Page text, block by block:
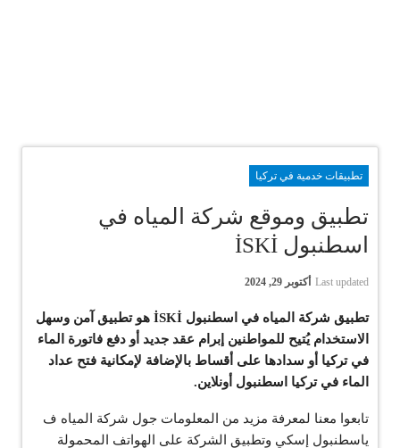
تطبيقات خدمية في تركيا
تطبيق وموقع شركة المياه في
اسطنبول İSKİ
Last updated أكتوبر 29, 2024
تطبيق شركة المياه في اسطنبول İSKİ هو تطبيق آمن وسهل
الاستخدام يُتيح للمواطنين إبرام عقد جديد أو دفع فاتورة الماء
في تركيا أو سدادها على أقساط بالإضافة لإمكانية فتح عداد
الماء في تركيا اسطنبول أونلاين.
تابعوا معنا لمعرفة مزيد من المعلومات جول شركة المياه ف
ياسطنبول إسكي وتطبيق الشركة على الهواتف المحمولة